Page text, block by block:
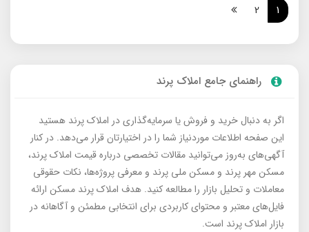
1
2
راهنمای جامع املاک پرند
اگر به دنبال خرید و فروش یا سرمایه‌گذاری در املاک پرند هستید
این صفحه اطلاعات موردنیاز شما را در اختیارتان قرار می‌دهد. در کنار
آگهی‌های به‌روز می‌توانید مقالات تخصصی درباره قیمت املاک پرند،
مسکن مهر پرند و مسکن ملی پرند و معرفی پروژه‌ها، نکات حقوقی
معاملات و تحلیل بازار را مطالعه کنید. هدف املاک پرند مسکن ارائه
فایل‌های معتبر و محتوای کاربردی برای انتخابی مطمئن و آگاهانه در
بازار املاک پرند است.